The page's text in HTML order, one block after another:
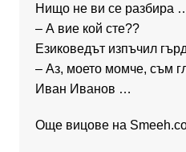
Нищо не ви се разбира
– А вие кой сте??
Езиковедът изпъчил
– Аз, моето момче, съм
Иван Иванов …
Още вицове на